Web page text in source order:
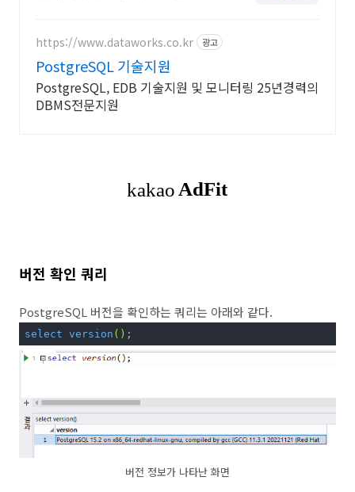
https://www.dataworks.co.kr 광고
PostgreSQL 기술지원
PostgreSQL, EDB 기술지원 및 모니터링 25년경력의
DBMS전문지원
버전 확인 쿼리
PostgreSQL 버전을 확인하는 쿼리는 아래와 같다.
select version () ;
버전 정보가 나타난 화면